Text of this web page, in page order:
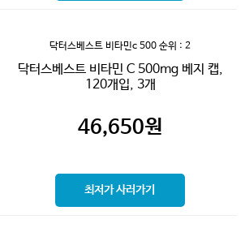
닥터스베스트 비타민c 500 순위 : 2
닥터스베스트 비타민 C 500mg 베지 캡,
120개입, 3개
46,650원
최저가 사러가기